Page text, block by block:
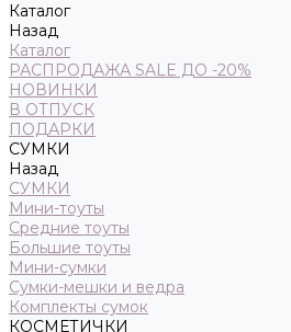
Каталог
Назад
Каталог
РАСПРОДАЖА SALE ДО -20%
НОВИНКИ
В ОТПУСК
ПОДАРКИ
СУМКИ
Назад
СУМКИ
Мини-тоуты
Средние тоуты
Большие тоуты
Мини-сумки
Сумки-мешки и ведра
Комплекты сумок
КОСМЕТИЧКИ